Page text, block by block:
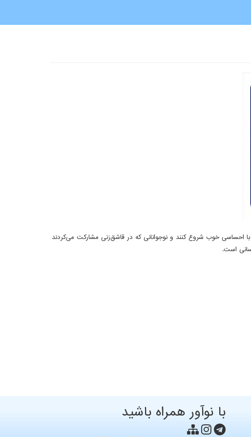
احساسی خوب شروع کنند و نوجوانانی که در قاشق‌زنی مشارکت می‌کردند
است.
با نوآور همراه باشید